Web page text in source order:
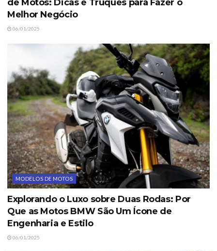
de Motos: Dicas e Truques para Fazer o
Melhor Negócio
06/01/2025
MODELOS DE MOTOS
Explorando o Luxo sobre Duas Rodas: Por
Que as Motos BMW São Um Ícone de
Engenharia e Estilo
06/01/2025